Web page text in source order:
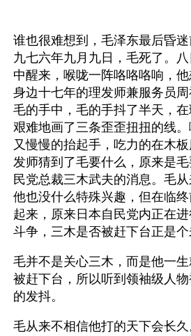
谁也很难想到，毛泽东最后昏
九七六年九月九日，毛死了。
中醒来，喉咙一阵咯咯咯响，
身边十七年的理发师兼服务员
毛的手中，毛的手抖了半天，
艰难地画了三条歪歪扭扭的线
又慢慢的抬起手，吃力的在木
发师猜到了毛要什么，原来是
民党总裁三木武夫的消息。毛
他也没什么特殊兴趣，但在临
起来，原来日本自民党内正在
斗争，三木是否被赶下台正是个
毛并不是关心三木，而是他一
被赶下台，所以听到领袖级人
的发抖。
毛从来不相信他打的天下会长